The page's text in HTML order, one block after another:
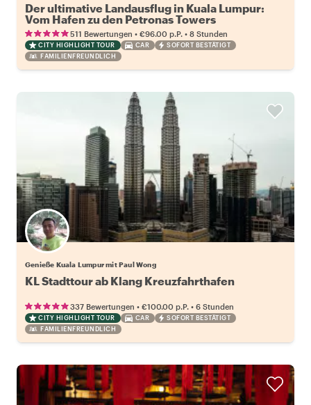
Der ultimative Landausflug in Kuala Lumpur:
Vom Hafen zu den Petronas Towers
511 Bewertungen • €96.00 p.P. • 8 Stunden
CITY HIGHLIGHT TOUR CAR
SOFORT BESTÄTIGT
FAMILIENFREUNDLICH
Genieße Kuala Lumpur mit Paul Wong
KL Stadttour ab Klang Kreuzfahrthafen
337 Bewertungen • €100.00 p.P. • 6 Stunden
CITY HIGHLIGHT TOUR CAR
SOFORT BESTÄTIGT
FAMILIENFREUNDLICH